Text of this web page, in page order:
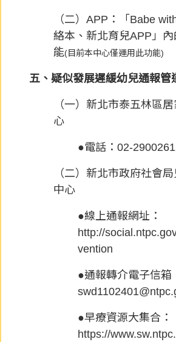
（二）APP：「Babe
絡本、新北育兒APP」
能(目前本中心僅運用此功能)
五、疑似發展遲緩幼兒通報管
（一）新北市泰五林區
心
●電話：02-
（二）新北市政府社會
中心
●線上通報網址：
http://
vention
●通報轉介電子信箱
●早療資源大集合：
https://